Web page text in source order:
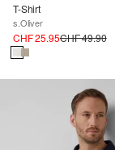
T-Shirt
s.Oliver
CHF 25.95CHF 49.90